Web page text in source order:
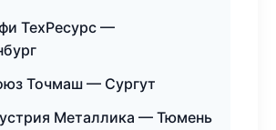
ТехРесурс —
Точмаш — Сургут
Металлика — Тюмень